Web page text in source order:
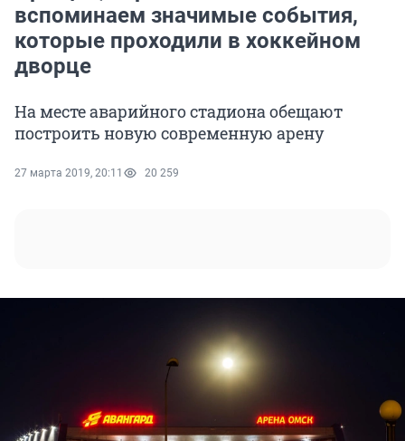
вспоминаем значимые события,
которые проходили в хоккейном
дворце
На месте аварийного стадиона обещают
построить новую современную арену
27 марта 2019, 20:11 20 259